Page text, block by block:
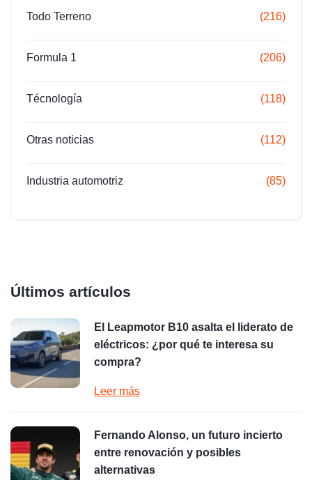
Todo Terreno (216)
Formula 1 (206)
Técnología (118)
Otras noticias (112)
Industria automotriz (85)
Últimos artículos
El Leapmotor B10 asalta el liderato de
eléctricos: ¿por qué te interesa su
compra?
Leer más
Fernando Alonso, un futuro incierto
entre renovación y posibles
alternativas